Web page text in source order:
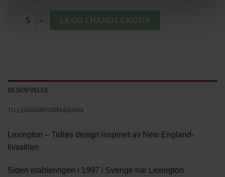
Lexington Icons Økologisk Bomullsforkle antall
LEGG I HANDLEKURV
BESKRIVELSE
TILLEGGSINFORMASJON
Lexington – Tidløs design inspirert av New England-
livsstilen
Siden etableringen i 1997 i Sverige har Lexington